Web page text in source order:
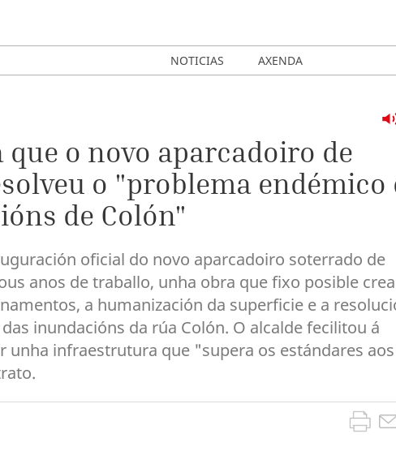
NOTICIAS AXENDA
o novo aparcadoiro de
o "problema endémico
de Colón"
oficial do novo aparcadoiro soterrado de
anos de traballo, unha obra que fixo posible
a humanización da superficie e a
inundacións da rúa Colón. O alcalde fecilitou á
unha infraestrutura que "supera os estándares